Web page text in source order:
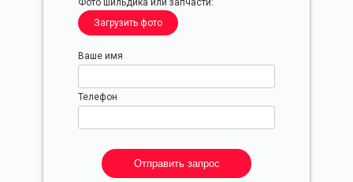
Фото шильдика или запчасти:
Загрузить фото
Ваше имя
Телефон